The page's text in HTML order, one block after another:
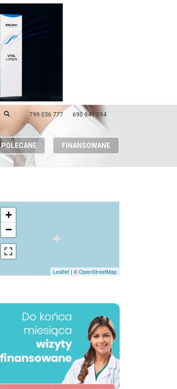
799 036 777 690 949 594
POLECANE FINANSOWANE
+
−
Leaflet | ©OpenStreetMap